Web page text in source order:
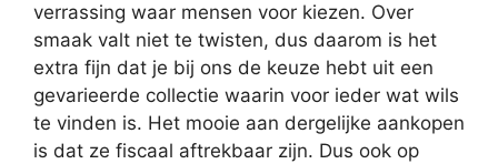
verrassing waar mensen voor kiezen. Over
smaak valt niet te twisten, dus daarom is het
extra fijn dat je bij ons de keuze hebt uit een
gevarieerde collectie waarin voor ieder wat wils
te vinden is. Het mooie aan dergelijke aankopen
is dat ze fiscaal aftrekbaar zijn. Dus ook op